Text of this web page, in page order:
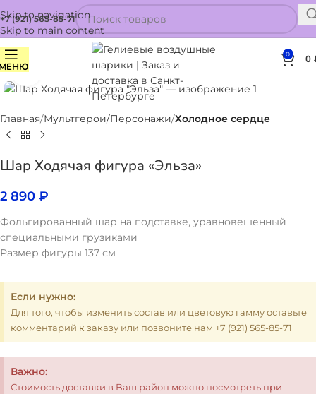
Skip to navigation
Skip to main content
+7 (921) 565-85-71
0 0
Нажмите, чтобы увеличить
Главная Мультгерои/Персонажи Холодное сердце
Шар Ходячая фигура «Эльза»
2 890 ₽
Фольгированный шар на подставке, уравновешенный
специальными грузиками
Размер фигуры 137 см
Если нужно:
Для того, чтобы изменить состав или цветовую гамму оставьте
комментарий к заказу или позвоните нам +7 (921) 565-85-71
Важно:
Стоимость доставки в Ваш район можно посмотреть при